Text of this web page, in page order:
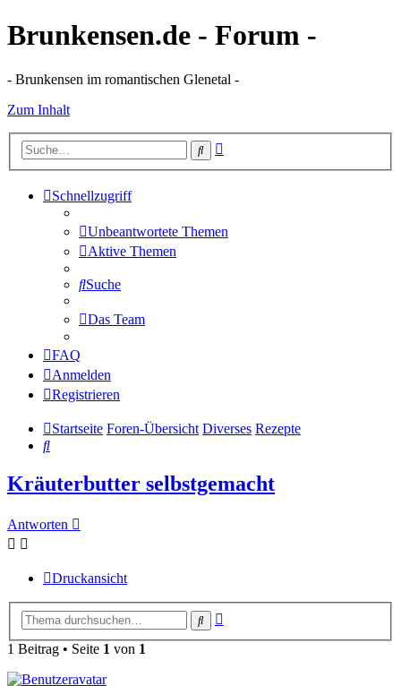
Brunkensen.de - Forum -
- Brunkensen im romantischen Glenetal -
Zum Inhalt
Suche
Schnellzugriff
Unbeantwortete Themen
Aktive Themen
Suche
Das Team
FAQ
Anmelden
Registrieren
Startseite Foren-Übersicht Diverses Rezepte
Suche
Kräuterbutter selbstgemacht
Antworten
Druckansicht
Suche
1 Beitrag • Seite 1 von 1